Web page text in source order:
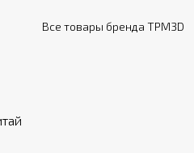
Все товары бренда TPM3D